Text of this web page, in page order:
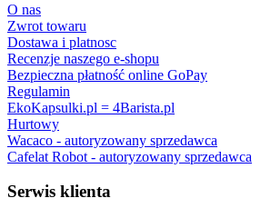
O nas
Zwrot towaru
Dostawa i platnosc
Recenzje naszego e-shopu
Bezpieczna płatność online GoPay
Regulamin
EkoKapsulki.pl = 4Barista.pl
Hurtowy
Wacaco - autoryzowany sprzedawca
Cafelat Robot - autoryzowany sprzedawca
Serwis klienta